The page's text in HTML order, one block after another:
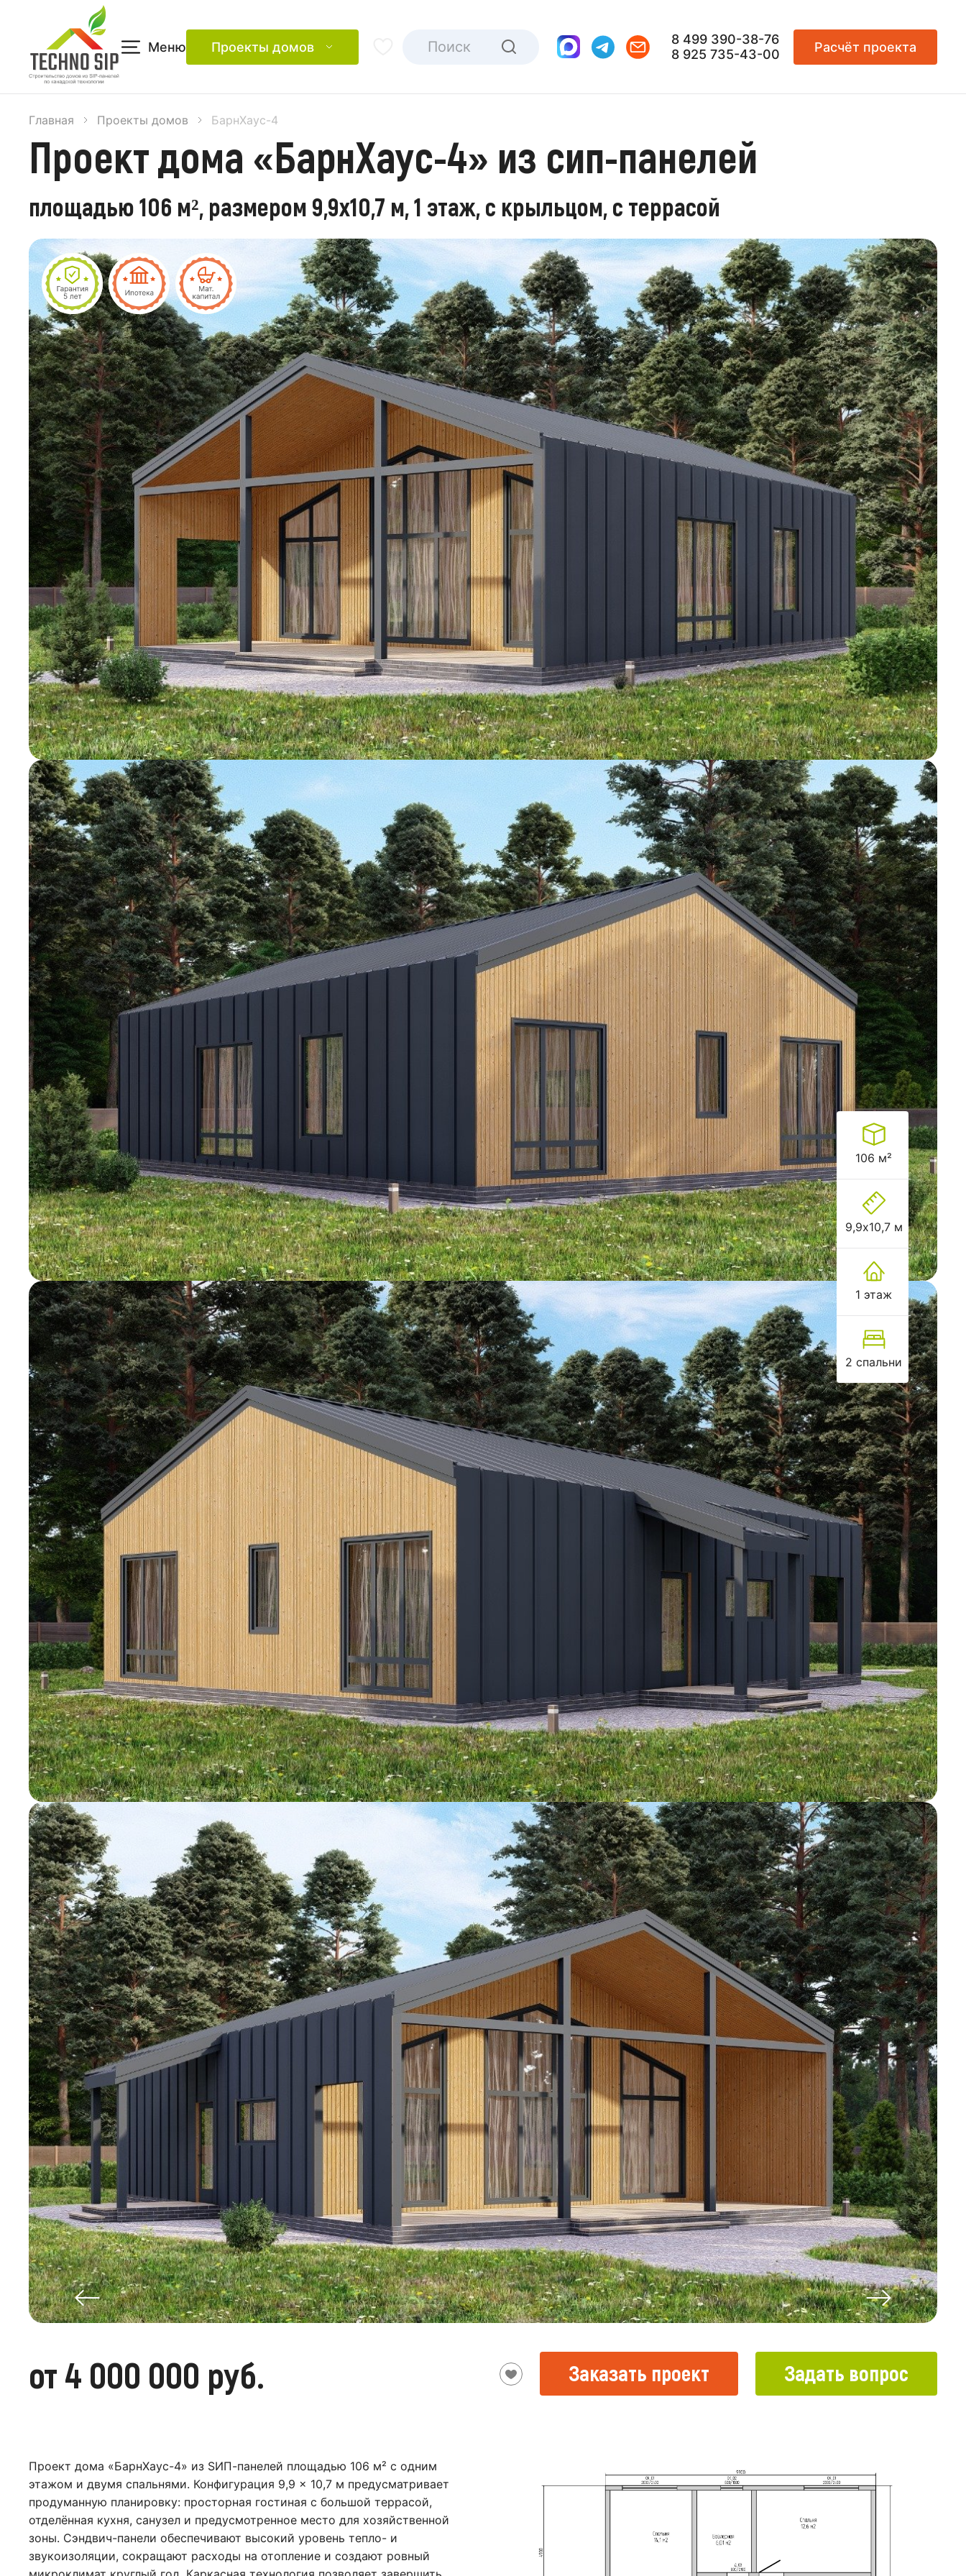
Меню Проекты домов
8 499 390-38-76
8 925 735-43-00
Расчёт проекта
Главная Проекты домов БарнХаус-4
Проект дома «БарнХаус-4» из сип-панелей
площадью 106 м², размером 9,9х10,7 м, 1 этаж, с крыльцом, с террасой
106 м²
9,9х10,7 м
1 этаж
2 спальни
от 4 000 000 руб. Заказать проект Задать вопрос
Проект дома «БарнХаус-4» из SИП-панелей площадью 106 м² с одним
этажом и двумя спальнями. Конфигурация 9,9 × 10,7 м предусматривает
продуманную планировку: просторная гостиная с большой террасой,
отделённая кухня, санузел и предусмотренное место для хозяйственной
зоны. Сэндвич-панели обеспечивают высокий уровень тепло- и
звукоизоляции, сокращают расходы на отопление и создают ровный